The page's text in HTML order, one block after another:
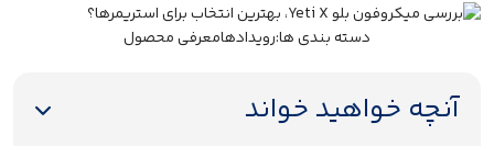
دسته بندی ها:رویدادهامعرفی محصول
آنچه خواهید خواند